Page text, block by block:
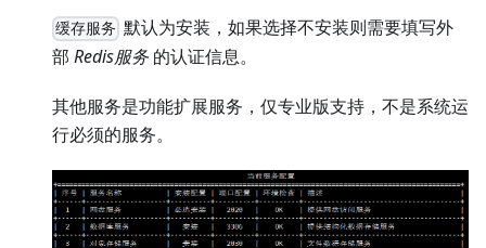
缓存服务 默认为安装，如果选择不安装则需要填写外
部 Redis服务的认证信息。
其他服务是功能扩展服务，仅专业版支持，不是系统运
行必须的服务。